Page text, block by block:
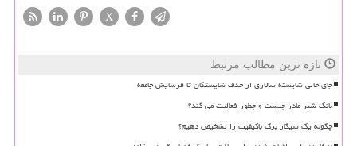
X
تازه ترین مطالب مرتبط
جای خالی شایسته سالاری از حذف شایستگان تا فرسایش جامعه
بانک شیر مادر چیست و چطور فعالیت می کند؟
چگونه یک سیگار برگ باکیفیت را تشخیص دهیم؟